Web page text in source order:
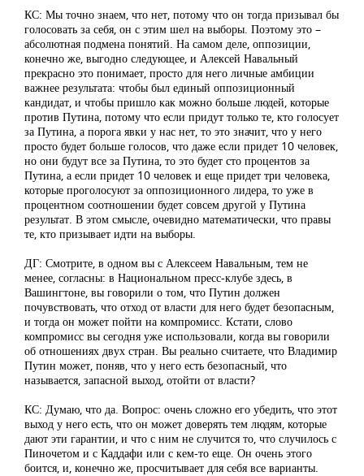
КС: Мы точно знаем, что нет, потому что он тогда призывал бы
голосовать за себя, он с этим шел на выборы. Поэтому это –
абсолютная подмена понятий. На самом деле, оппозиции,
конечно же, выгодно следующее, и Алексей Навальный
прекрасно это понимает, просто для него личные амбиции
важнее результата: чтобы был единый оппозиционный
кандидат, и чтобы пришло как можно больше людей, которые
против Путина, потому что если придут только те, кто голосует
за Путина, а порога явки у нас нет, то это значит, что у него
просто будет больше голосов, что даже если придет 10 человек,
но они будут все за Путина, то это будет сто процентов за
Путина, а если придет 10 человек и еще придет три человека,
которые проголосуют за оппозиционного лидера, то уже в
процентном соотношении будет совсем другой у Путина
результат. В этом смысле, очевидно математически, что правы
те, кто призывает идти на выборы.
ДГ: Смотрите, в одном вы с Алексеем Навальным, тем не
менее, согласны: в Национальном пресс-клубе здесь, в
Вашингтоне, вы говорили о том, что Путин должен
почувствовать, что отход от власти для него будет безопасным,
и тогда он может пойти на компромисс. Кстати, слово
компромисс вы сегодня уже использовали, когда вы говорили
об отношениях двух стран. Вы реально считаете, что Владимир
Путин может, поняв, что у него есть безопасный, что
называется, запасной выход, отойти от власти?
КС: Думаю, что да. Вопрос: очень сложно его убедить, что этот
выход у него есть, что он может доверять тем людям, которые
дают эти гарантии, и что с ним не случится то, что случилось с
Пиночетом и с Каддафи или с кем-то еще. Он очень этого
боится, и, конечно же, просчитывает для себя все варианты.